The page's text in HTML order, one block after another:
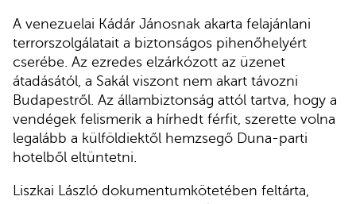
A venezuelai Kádár Jánosnak akarta felajánlani
terrorszolgálatait a biztonságos pihenőhelyért
cserébe. Az ezredes elzárkózott az üzenet
átadásától, a Sakál viszont nem akart távozni
Budapestről. Az állambiztonság attól tartva, hogy a
vendégek felismerik a hírhedt férfit, szerette volna
legalább a külföldiektől hemzsegő Duna-parti
hotelből eltüntetni.
Liszkai László dokumentumkötetében feltárta,